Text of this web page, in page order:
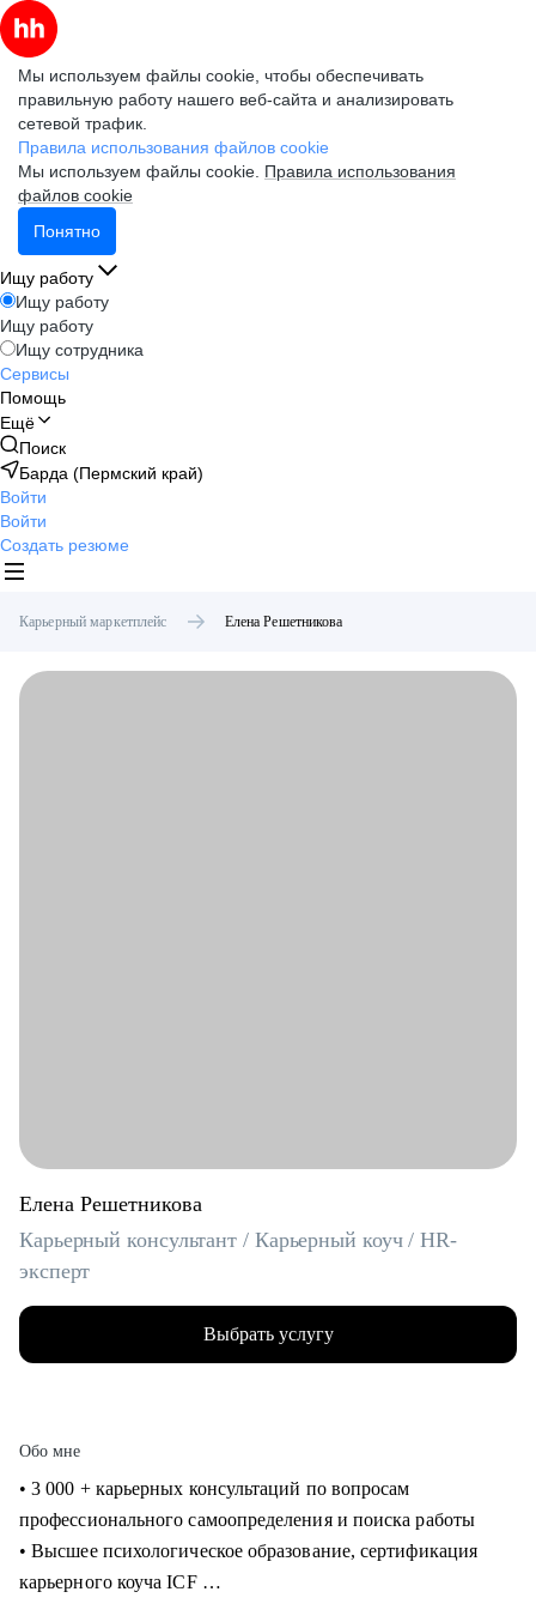
Мы используем файлы cookie, чтобы обеспечивать
правильную работу нашего веб-сайта и анализировать
сетевой трафик.
Правила использования файлов cookie
Мы используем файлы cookie. Правила использования
файлов cookie
Понятно
Ищу работу
Ищу работу
Ищу работу
Ищу сотрудника
Сервисы
Помощь
Ещё
Поиск
Барда (Пермский край)
Войти
Войти
Создать резюме
Карьерный маркетплейс Елена Решетникова
Елена Решетникова
Карьерный консультант / Карьерный коуч / HR-
эксперт
Выбрать услугу
Обо мне
• 3 000 + карьерных консультаций по вопросам
профессионального самоопределения и поиска работы
• Высшее психологическое образование, сертификация
карьерного коуча ICF